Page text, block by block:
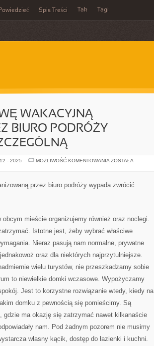
Powiedzieć Spis Treści Tak Tagi
WAKACYJNĄ
BIURO PODRÓŻY
- 2025 MOŻLIWOŚĆ KOMENTOWANIA WYBIERAJĄC
PRZEZ
BIURO
ZOSTAŁA
przez biuro podróży wypada zwrócić
mieście organizujemy również oraz noclegi.
Istotne jest, żeby wybrać właściwe
Nieraz pasują nam normalne, prywatne
oraz dla niektórych najprzytulniejsze.
wielu turystów, nie przeszkadzamy sobie
to niewielkie domki wczasowe. Wypożyczamy
Jest to korzystne rozwiązanie wtedy, kiedy na
domku z pewnością się pomieścimy. Są
ma okazję się zatrzymać nawet kilkanaście
nam. Pod żadnym pozorem nie musimy
własny kącik, dostęp do łazienki i kuchni.